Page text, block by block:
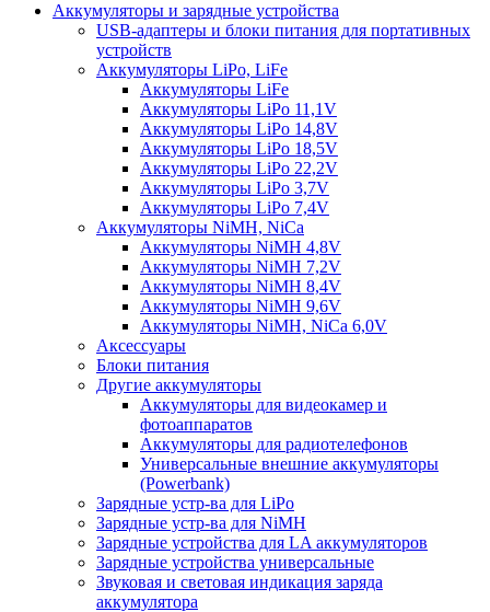
Аккумуляторы и зарядные устройства
USB-адаптеры и блоки питания для портативных
устройств
Аккумуляторы LiPo, LiFe
Аккумуляторы LiFe
Аккумуляторы LiPo 11,1V
Аккумуляторы LiPo 14,8V
Аккумуляторы LiPo 18,5V
Аккумуляторы LiPo 22,2V
Аккумуляторы LiPo 3,7V
Аккумуляторы LiPo 7,4V
Аккумуляторы NiMH, NiCa
Аккумуляторы NiMH 4,8V
Аккумуляторы NiMH 7,2V
Аккумуляторы NiMH 8,4V
Аккумуляторы NiMH 9,6V
Аккумуляторы NiMH, NiCa 6,0V
Аксессуары
Блоки питания
Другие аккумуляторы
Аккумуляторы для видеокамер и
фотоаппаратов
Аккумуляторы для радиотелефонов
Универсальные внешние аккумуляторы
(Powerbank)
Зарядные устр-ва для LiPo
Зарядные устр-ва для NiMH
Зарядные устройства для LA аккумуляторов
Зарядные устройства универсальные
Звуковая и световая индикация заряда
аккумулятора